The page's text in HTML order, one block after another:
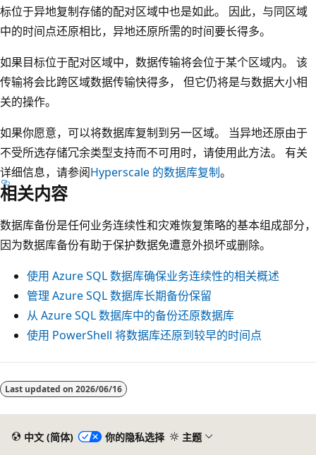
标位于异地复制存储的配对区域中也是如此。 因此，与同区域
中的时间点还原相比，异地还原所需的时间要长得多。
如果目标位于配对区域中，数据传输将会位于某个区域内。 该
传输将会比跨区域数据传输快得多， 但它仍将是与数据大小相
关的操作。
如果你愿意，可以将数据库复制到另一区域。 当异地还原由于
不受所选存储冗余类型支持而不可用时，请使用此方法。 有关
详细信息，请参阅Hyperscale 的数据库复制。
相关内容
数据库备份是任何业务连续性和灾难恢复策略的基本组成部分，
因为数据库备份有助于保护数据免遭意外损坏或删除。
使用 Azure SQL 数据库确保业务连续性的相关概述
管理 Azure SQL 数据库长期备份保留
从 Azure SQL 数据库中的备份还原数据库
使用 PowerShell 将数据库还原到较早的时间点
Last updated on 2026/06/16
中文 (简体) 你的隐私选择 主题